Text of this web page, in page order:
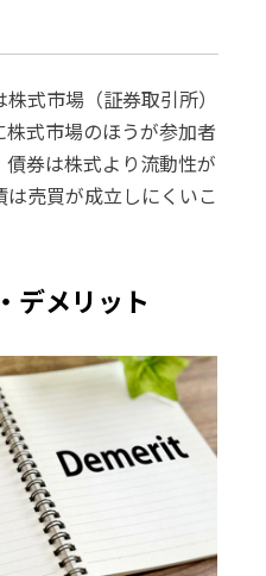
式市場（証券取引所）
式市場のほうが参加者
券は株式より流動性が
売買が成立しにくいこ
デメリット